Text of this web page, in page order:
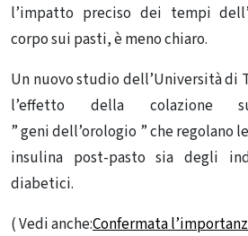
l’impatto preciso dei tempi
corpo sui pasti, è meno chiaro.
Un nuovo studio dell’Università di
l’effetto della colazione
” geni dell’orologio ” che regolano
insulina post-pasto sia degli
diabetici.
( Vedi anche:Confermata